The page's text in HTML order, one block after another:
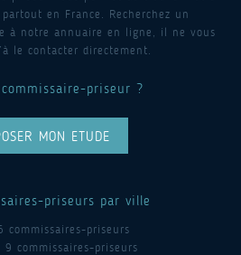
en France. Recherchez un
à notre annuaire en ligne, il ne vous
le contacter directement.
priseur ?
MON ETUDE
priseurs par ville
commissaires-priseurs
9 commissaires-priseurs